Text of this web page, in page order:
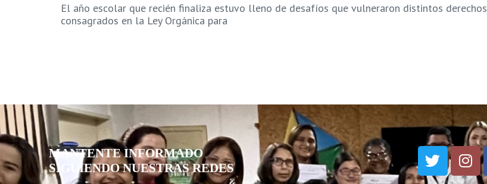
El año escolar que recién finaliza estuvo lleno de desafíos que vulneraron distintos derechos
consagrados en la Ley Orgánica para
MANTENTE INFORMADO
SIGUIENDO NUESTRAS REDES